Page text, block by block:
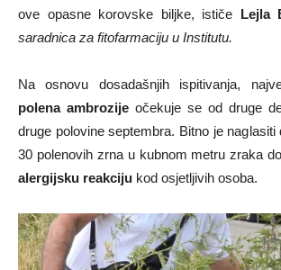
ove opasne korovske biljke, ističe Lejla
saradnica za fitofarmaciju u Institutu.
Na osnovu dosadašnjih ispitivanja,
polena ambrozije očekuje se od druge
druge polovine septembra. Bitno je
30 polenovih zrna u kubnom metru zraka
alergijsku reakciju kod osjetljivih osoba.